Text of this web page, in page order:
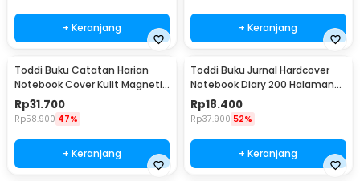
+ Keranjang + Keranjang
Toddi Buku Catatan Harian
Notebook Cover Kulit Magnetic
Buckle - CW-04
Rp31.700
Rp58.900 47%
+ Keranjang
Toddi Buku Jurnal Hardcover
Notebook Diary 200 Halaman
Lined A5 - CW-38
Rp18.400
Rp37.900 52%
+ Keranjang